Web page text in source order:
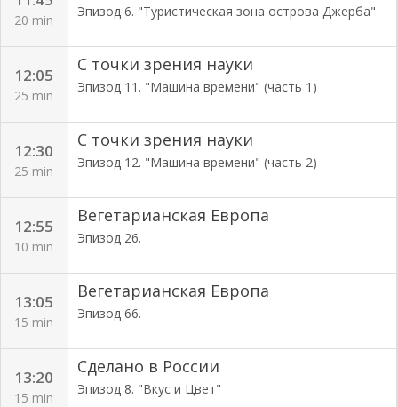
20 min
Эпизод 6. "Туристическая зона острова Джерба"
12:05
25 min
С точки зрения науки
Эпизод 11. "Машина времени" (часть 1)
12:30
25 min
С точки зрения науки
Эпизод 12. "Машина времени" (часть 2)
12:55
10 min
Вегетарианская Европа
Эпизод 26.
13:05
15 min
Вегетарианская Европа
Эпизод 66.
13:20
15 min
Сделано в России
Эпизод 8. "Вкус и Цвет"